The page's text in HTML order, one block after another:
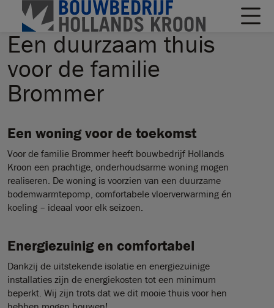
Een duurzaam thuis
voor de familie
Brommer
Een woning voor de toekomst
Voor de familie Brommer heeft bouwbedrijf Hollands
Kroon een prachtige, onderhoudsarme woning mogen
realiseren. De woning is voorzien van een duurzame
bodemwarmtepomp, comfortabele vloerverwarming én
koeling – ideaal voor elk seizoen.
Energiezuinig en comfortabel
Dankzij de uitstekende isolatie en energiezuinige
installaties zijn de energiekosten tot een minimum
beperkt. Wij zijn trots dat we dit mooie thuis voor hen